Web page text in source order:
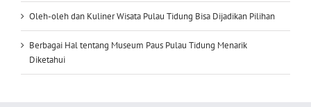
Oleh-oleh dan Kuliner Wisata Pulau Tidung Bisa Dijadikan Pilihan
Berbagai Hal tentang Museum Paus Pulau Tidung Menarik
Diketahui